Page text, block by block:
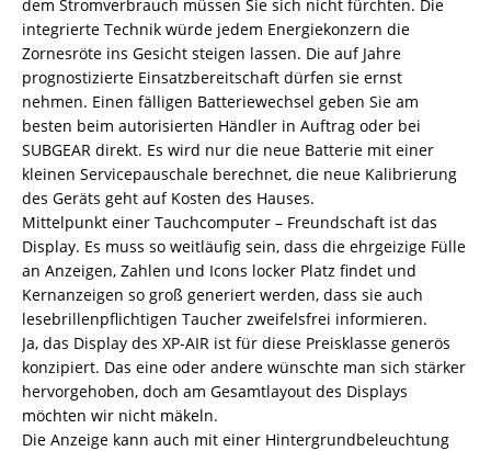
dem Stromverbrauch müssen Sie sich nicht fürchten. Die
integrierte Technik würde jedem Energiekonzern die
Zornesröte ins Gesicht steigen lassen. Die auf Jahre
prognostizierte Einsatzbereitschaft dürfen sie ernst
nehmen. Einen fälligen Batteriewechsel geben Sie am
besten beim autorisierten Händler in Auftrag oder bei
SUBGEAR direkt. Es wird nur die neue Batterie mit einer
kleinen Servicepauschale berechnet, die neue Kalibrierung
des Geräts geht auf Kosten des Hauses.
Mittelpunkt einer Tauchcomputer – Freundschaft ist das
Display. Es muss so weitläufig sein, dass die ehrgeizige Fülle
an Anzeigen, Zahlen und Icons locker Platz findet und
Kernanzeigen so groß generiert werden, dass sie auch
lesebrillenpflichtigen Taucher zweifelsfrei informieren.
Ja, das Display des XP-AIR ist für diese Preisklasse generös
konzipiert. Das eine oder andere wünschte man sich stärker
hervorgehoben, doch am Gesamtlayout des Displays
möchten wir nicht mäkeln.
Die Anzeige kann auch mit einer Hintergrundbeleuchtung